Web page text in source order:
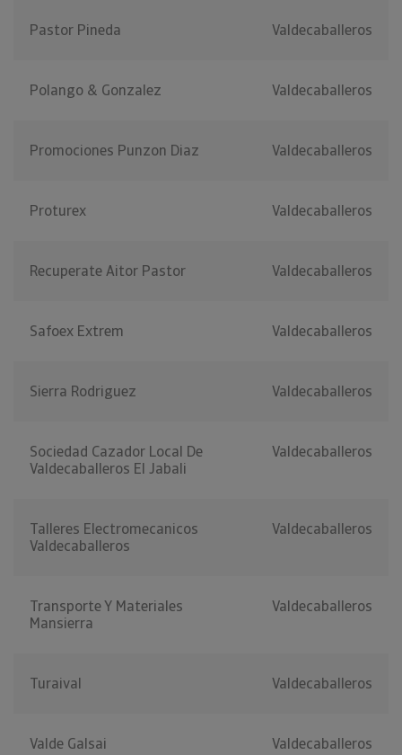
Pastor Pineda Valdecaballeros
Polango & Gonzalez Valdecaballeros
Promociones Punzon Diaz Valdecaballeros
Proturex Valdecaballeros
Recuperate Aitor Pastor Valdecaballeros
Safoex Extrem Valdecaballeros
Sierra Rodriguez Valdecaballeros
Sociedad Cazador Local De
Valdecaballeros El Jabali
Valdecaballeros
Talleres Electromecanicos
Valdecaballeros
Valdecaballeros
Transporte Y Materiales
Mansierra
Valdecaballeros
Turaival Valdecaballeros
Valde Galsai Valdecaballeros